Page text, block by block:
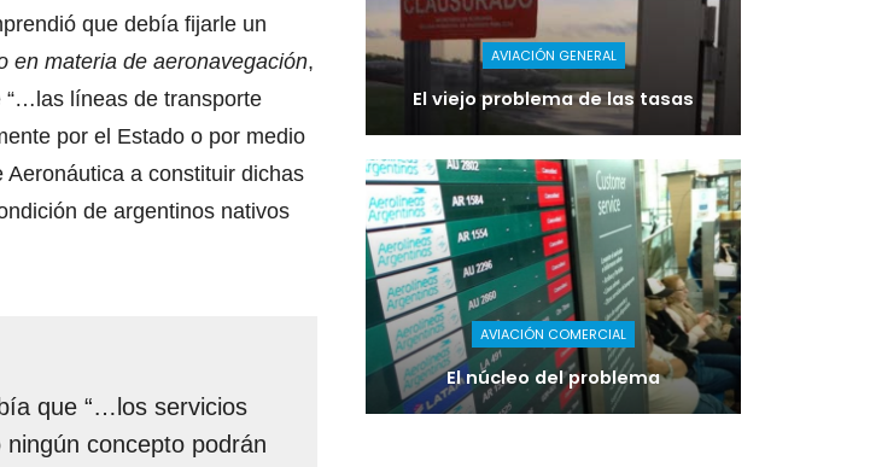
que debía fijarle un
en materia de aeronavegación,
“…las líneas de transporte
por el Estado o por medio
a constituir dichas
de argentinos nativos
que “…los servicios
concepto podrán
AVIACIÓN GENERAL
El viejo problema de las tasas
AVIACIÓN COMERCIAL
El núcleo del problema